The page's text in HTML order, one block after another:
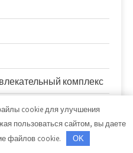
комплекс
cookie для улучшения
пользоваться сайтом, вы даете
файлов cookie.
OK